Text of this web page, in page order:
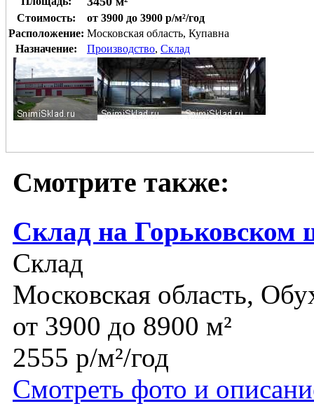
Стоимость:
от 3900 до 3900 р/м²/год
Расположение: Московская область, Купавна
Назначение:
Производство, Склад
Смотрите также:
Склад на Горьковском
Склад
Московская область,
от 3900 до 8900 м²
2555 р/м²/год
Смотреть фото и